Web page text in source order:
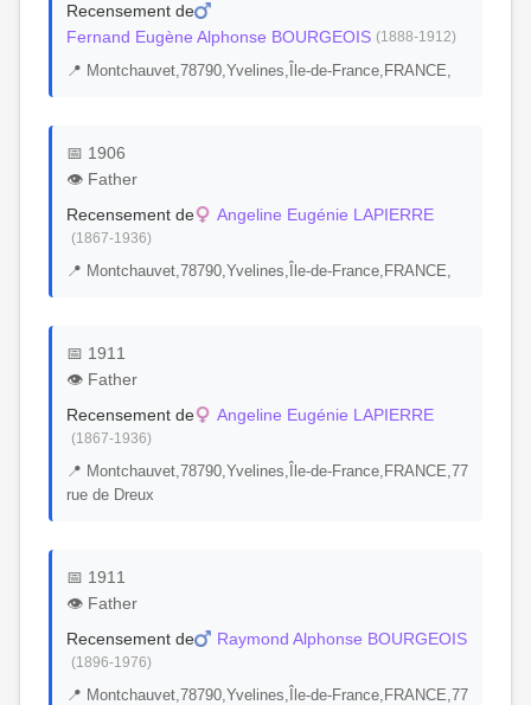
Recensement de
Fernand Eugène Alphonse BOURGEOIS (1888-1912)
📍 Montchauvet,78790,Yvelines,Île-de-France,FRANCE,
📅 1906
👁️ Father
Recensement de
Angeline Eugénie LAPIERRE
(1867-1936)
📍 Montchauvet,78790,Yvelines,Île-de-France,FRANCE,
📅 1911
👁️ Father
Recensement de
Angeline Eugénie LAPIERRE
(1867-1936)
📍 Montchauvet,78790,Yvelines,Île-de-France,FRANCE,77
rue de Dreux
📅 1911
👁️ Father
Recensement de
Raymond Alphonse BOURGEOIS
(1896-1976)
📍 Montchauvet,78790,Yvelines,Île-de-France,FRANCE,77